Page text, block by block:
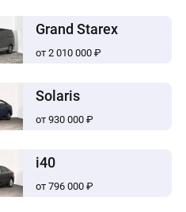
Grand Starex
от 2 010 000 ₽
Solaris
от 930 000 ₽
i40
от 796 000 ₽